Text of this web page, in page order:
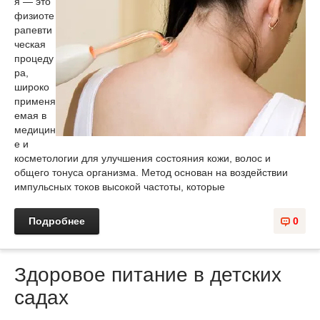
физиоте
рапевти
ческая
процеду
ра,
широко
применя
емая в
медицин
е и
косметологии для улучшения состояния кожи, волос и
общего тонуса организма. Метод основан на воздействии
импульсных токов высокой частоты, которые
0
Подробнее
Здоровое питание в детских
садах